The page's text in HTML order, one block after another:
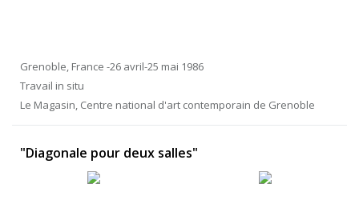
Grenoble, France -26 avril-25 mai 1986
Travail in situ
Le Magasin, Centre national d'art contemporain de Grenoble
"Diagonale pour deux salles"